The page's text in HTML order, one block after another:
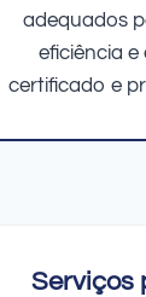
adequados
eficiência e
certificado e
Serviços